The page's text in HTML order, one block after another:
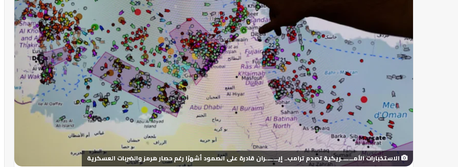
الاستخبارات الأمــ.ـــ.ـريكية تصدم ترامب.. إيــ.ـــ.ـران قادرة على الصمود أشهرًا رغم حصار هرمز والضربات العسكرية